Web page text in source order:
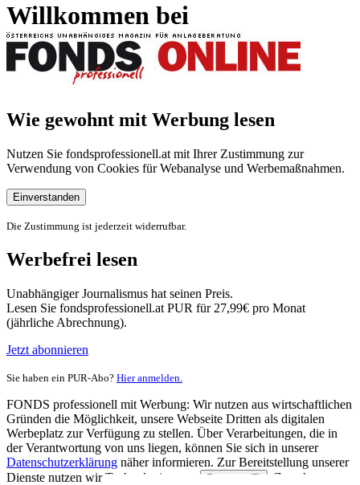
Willkommen bei
Wie gewohnt mit Werbung lesen
Nutzen Sie fondsprofessionell.at mit Ihrer Zustimmung zur
Verwendung von Cookies für Webanalyse und Werbemaßnahmen.
Einverstanden
Die Zustimmung ist jederzeit widerrufbar.
Werbefrei lesen
Unabhängiger Journalismus hat seinen Preis.
Lesen Sie fondsprofessionell.at PUR für 27,99€ pro Monat
(jährliche Abrechnung).
Jetzt abonnieren
Sie haben ein PUR-Abo? Hier anmelden.
FONDS professionell mit Werbung: Wir nutzen aus wirtschaftlichen
Gründen die Möglichkeit, unsere Webseite Dritten als digitalen
Werbeplatz zur Verfügung zu stellen. Über Verarbeitungen, die in
der Verantwortung von uns liegen, können Sie sich in unserer
Datenschutzerklärung näher informieren. Zur Bereitstellung unserer
Dienste nutzen wir Technologien von
Partnern (5)
. Zwecke: